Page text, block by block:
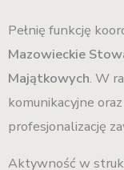
Pełnię funkcję
Mazowieckie
Majątkowych. W
komunikacyjne
profesjonalizację
Aktywność w